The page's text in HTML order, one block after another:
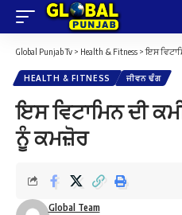
Global Punjab Tv > Health & Fitness >ਇਸ
HEALTH & FITNESS ਜੀਵਨ ਢੰਗ
ਇਸ ਵਿਟਾਮਿਨ ਦੀ
ਨੂੰ ਕਮਜ਼ੋਰ
Global Team